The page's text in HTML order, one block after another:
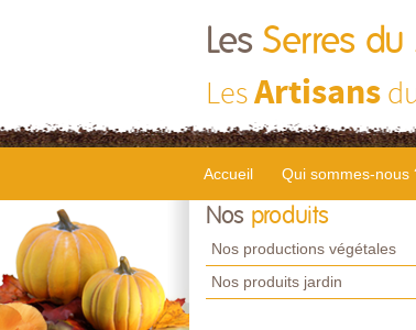
Les Serres du
LesArtisans
Accueil Qui sommes-nous
Nos produits
Nos productions végétales
Nos produits jardin